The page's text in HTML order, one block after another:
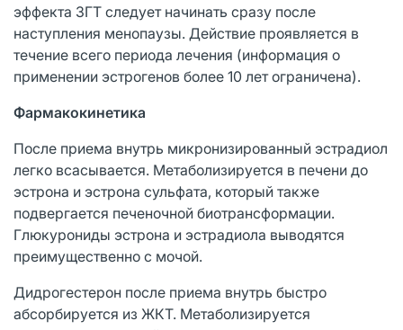
эффекта ЗГТ следует начинать сразу после
наступления менопаузы. Действие проявляется в
течение всего периода лечения (информация о
применении эстрогенов более 10 лет ограничена).
Фармакокинетика
После приема внутрь микронизированный эстрадиол
легко всасывается. Метаболизируется в печени до
эстрона и эстрона сульфата, который также
подвергается печеночной биотрансформации.
Глюкурониды эстрона и эстрадиола выводятся
преимущественно с мочой.
Дидрогестерон после приема внутрь быстро
абсорбируется из ЖКТ. Метаболизируется